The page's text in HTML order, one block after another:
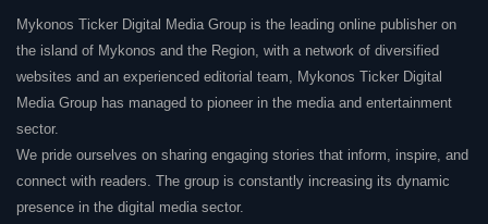
Mykonos Ticker Digital Media Group is the leading online publisher on
the island of Mykonos and the Region, with a network of diversified
websites and an experienced editorial team, Mykonos Ticker Digital
Media Group has managed to pioneer in the media and entertainment
sector.
We pride ourselves on sharing engaging stories that inform, inspire, and
connect with readers. The group is constantly increasing its dynamic
presence in the digital media sector.